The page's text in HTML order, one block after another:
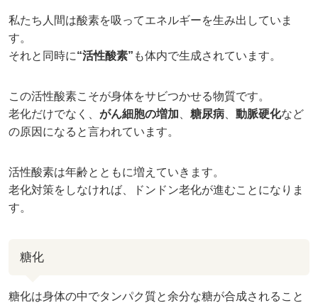
私たち人間は酸素を吸ってエネルギーを生み出していま
す。
それと同時に“活性酸素” も体内で生成されています。
この活性酸素こそが身体をサビつかせる物質です。
老化だけでなく、 がん細胞の増加 糖尿病 動脈硬化など
の原因になると言われています。
活性酸素は年齢とともに増えていきます。
老化対策をしなければ、ドンドン老化が進むことになりま
す。
糖化
糖化は身体の中でタンパク質と余分な糖が合成されること